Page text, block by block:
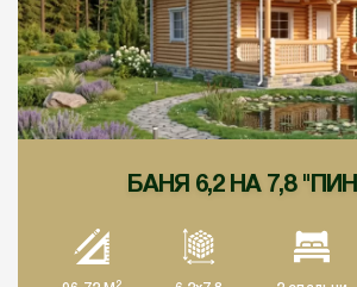
БАНЯ 6,2 НА 7,8